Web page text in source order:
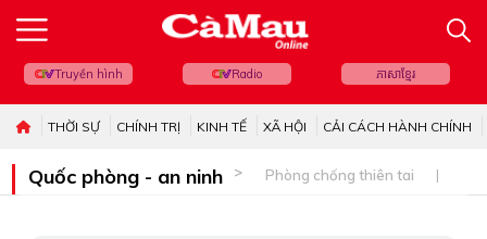
Truyền hình Radio ភាសាខ្មែរ
THỜI SỰ CHÍNH TRỊ KINH TẾ XÃ HỘI CẢI CÁCH HÀNH CHÍNH
Quốc phòng - an ninh Phòng chống thiên tai